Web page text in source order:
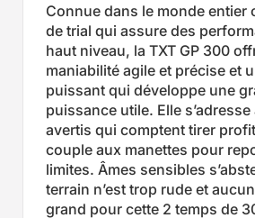
Connue dans le monde entier
de trial qui assure des
haut niveau, la TXT GP 300
maniabilité agile et précise et
puissant qui développe une
puissance utile. Elle
avertis qui comptent tirer
couple aux manettes pour
limites. Âmes sensibles
terrain n’est trop rude et
grand pour cette 2 temps de